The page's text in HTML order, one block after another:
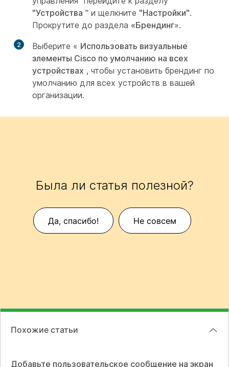
"Устройства " и щелкните "Настройки".
Прокрутите до раздела «Брендинг».
2 Выберите « Использовать визуальные
элементы Cisco по умолчанию на всех
устройствах , чтобы установить брендинг по
умолчанию для всех устройств в вашей
организации.
Была ли статья полезной?
Да, спасибо! Не совсем
Похожие статьи
Добавьте пользовательское сообщение на экран